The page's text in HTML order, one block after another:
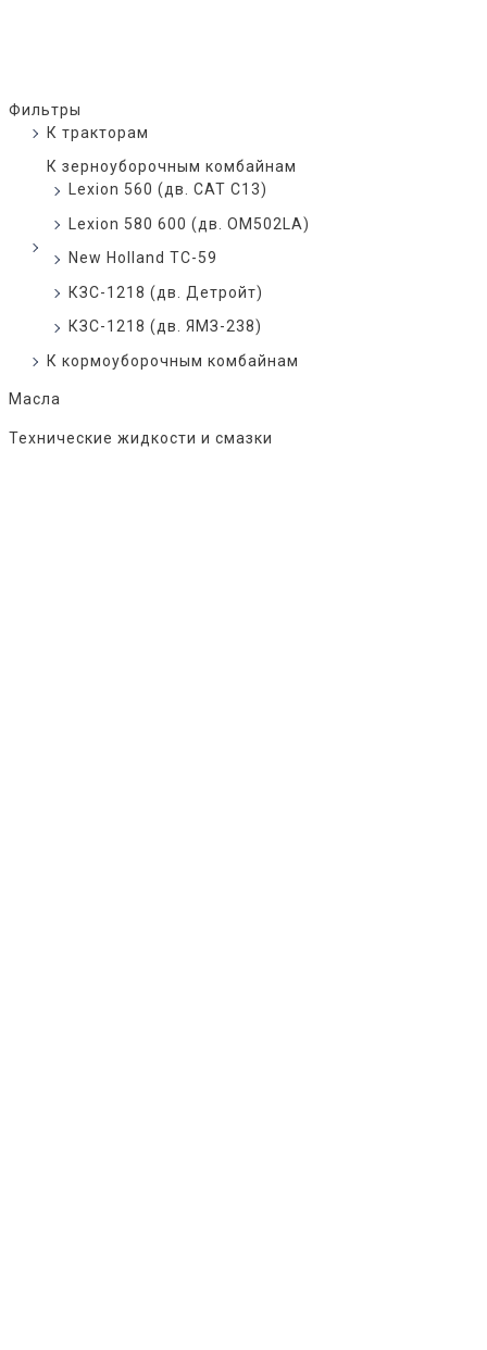
Фильтры
К тракторам
К зерноуборочным комбайнам
Lexion 560 (дв. CAT C13)
Lexion 580 600 (дв. OM502LA)
New Holland TC-59
КЗС-1218 (дв. Детройт)
КЗС-1218 (дв. ЯМЗ-238)
К кормоуборочным комбайнам
Масла
Технические жидкости и смазки